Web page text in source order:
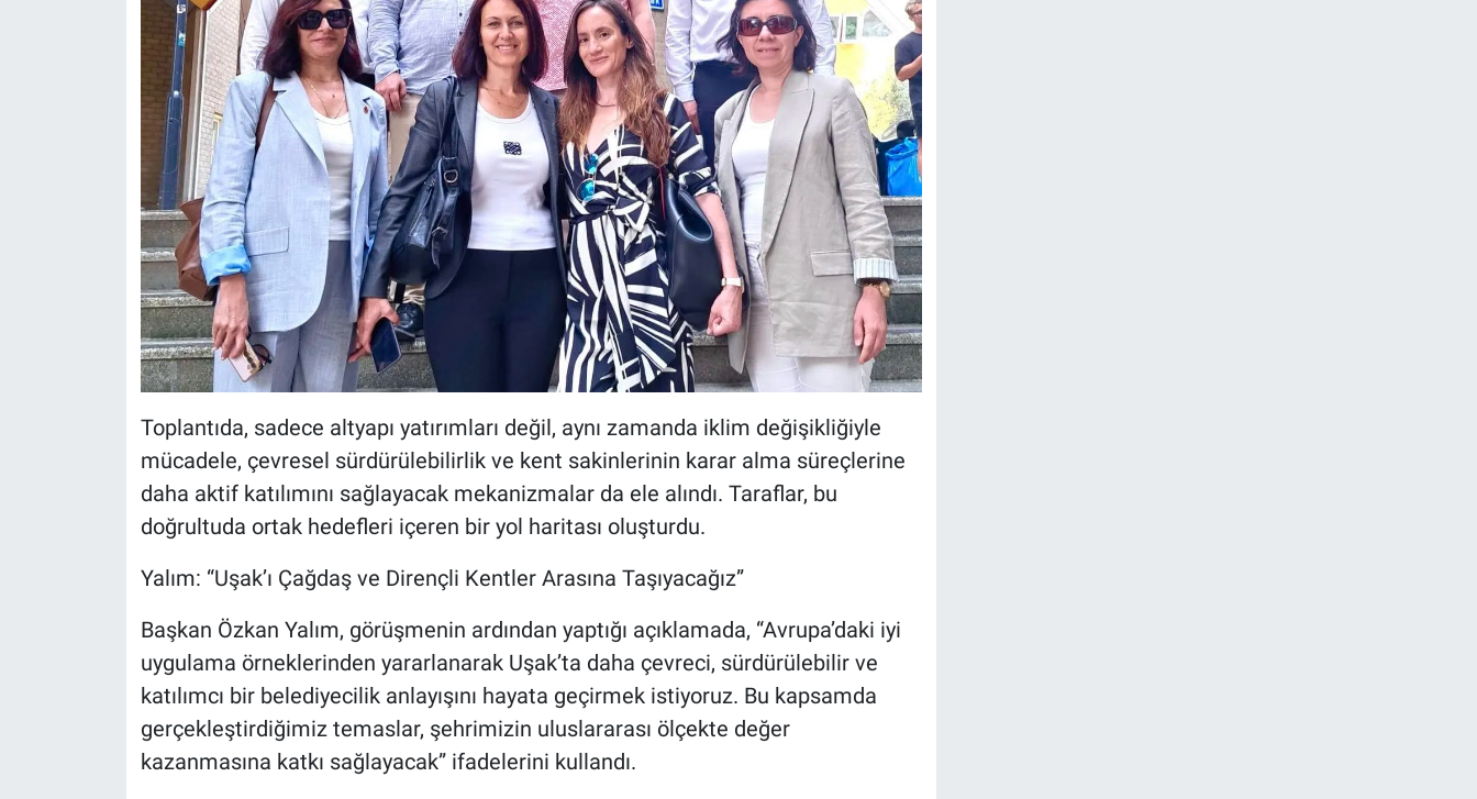
Toplantıda, sadece altyapı yatırımları değil, aynı zamanda iklim değişikliğiyle
mücadele, çevresel sürdürülebilirlik ve kent sakinlerinin karar alma süreçlerine
daha aktif katılımını sağlayacak mekanizmalar da ele alındı. Taraflar, bu
doğrultuda ortak hedefleri içeren bir yol haritası oluşturdu.
Yalım: “Uşak’ı Çağdaş ve Dirençli Kentler Arasına Taşıyacağız”
Başkan Özkan Yalım, görüşmenin ardından yaptığı açıklamada, “Avrupa’daki iyi
uygulama örneklerinden yararlanarak Uşak’ta daha çevreci, sürdürülebilir ve
katılımcı bir belediyecilik anlayışını hayata geçirmek istiyoruz. Bu kapsamda
gerçekleştirdiğimiz temaslar, şehrimizin uluslararası ölçekte değer
kazanmasına katkı sağlayacak” ifadelerini kullandı.